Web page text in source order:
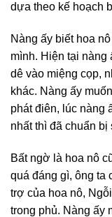
dựa theo kế hoạch
Nàng ấy biết hoa
mình. Hiện tại nàng
dê vào miệng cọp,
khác. Nàng ấy
phát điên, lúc nàng
nhất thì đã chuẩn bị
Bất ngờ là hoa nô
quá đáng gì, ông ta
trợ của hoa nô,
trong phủ. Nàng ấy